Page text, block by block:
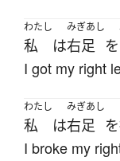
わたし
私 は
みぎあし
右足 を
I got my right
わたし
私 は
みぎあし
右足 を
I broke my